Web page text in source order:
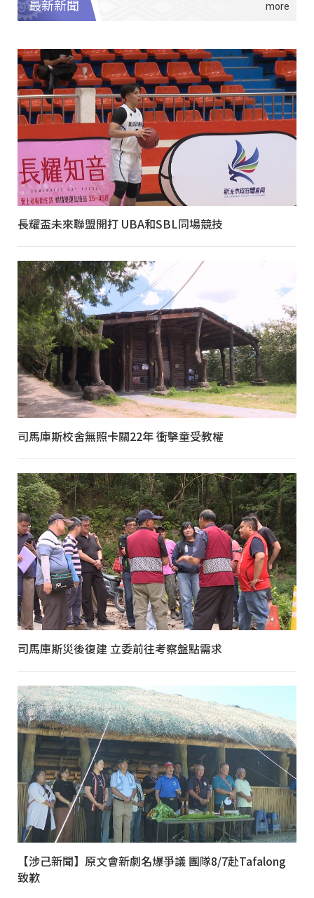
最新新聞
長耀盃未來聯盟開打 UBA和SBL同場競技
司馬庫斯校舍無照卡關22年 衝擊童受教權
司馬庫斯災後復建 立委前往考察盤點需求
【涉己新聞】原文會新劇名爆爭議 團隊8/7赴Tafalong
致歉